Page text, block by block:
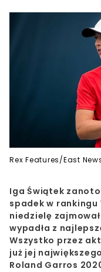
Rex Features/East
Iga Świątek
spadek w rankingu
niedzielę
wypadła z
Wszystko przez
już jej
Roland Garros